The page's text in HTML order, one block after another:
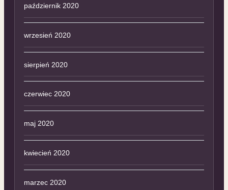
październik 2020
wrzesień 2020
sierpień 2020
czerwiec 2020
maj 2020
kwiecień 2020
marzec 2020